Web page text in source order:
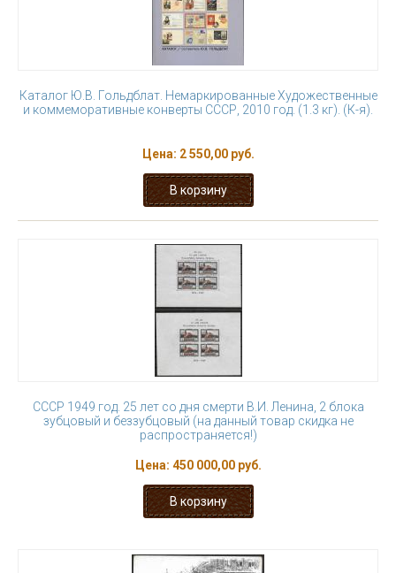
Каталог Ю.В. Гольдблат. Немаркированные Художественные
и коммеморативные конверты СССР, 2010 год. (1.3 кг). (К-я).
Цена: 2 550,00 руб.
СССР 1949 год. 25 лет со дня смерти В.И. Ленина, 2 блока
зубцовый и беззубцовый (на данный товар скидка не
распространяется!)
Цена: 450 000,00 руб.